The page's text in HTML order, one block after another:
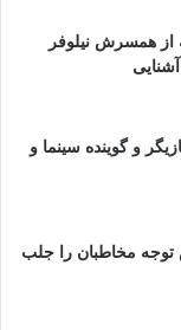
همسرش نیلوفر
و گوینده سینما و
مخاطبان را جلب